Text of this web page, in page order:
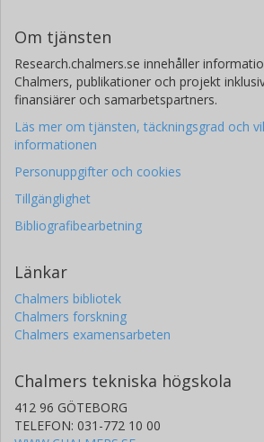
Om tjänsten
Research.chalmers.se innehåller
Chalmers, publikationer och projekt
finansiärer och samarbetspartners.
Läs mer om tjänsten, täckningsgrad och
informationen
Personuppgifter och cookies
Tillgänglighet
Bibliografibearbetning
Länkar
Chalmers bibliotek
Chalmers forskning
Chalmers examensarbeten
Chalmers tekniska högskola
412 96 GÖTEBORG
TELEFON: 031-772 10 00